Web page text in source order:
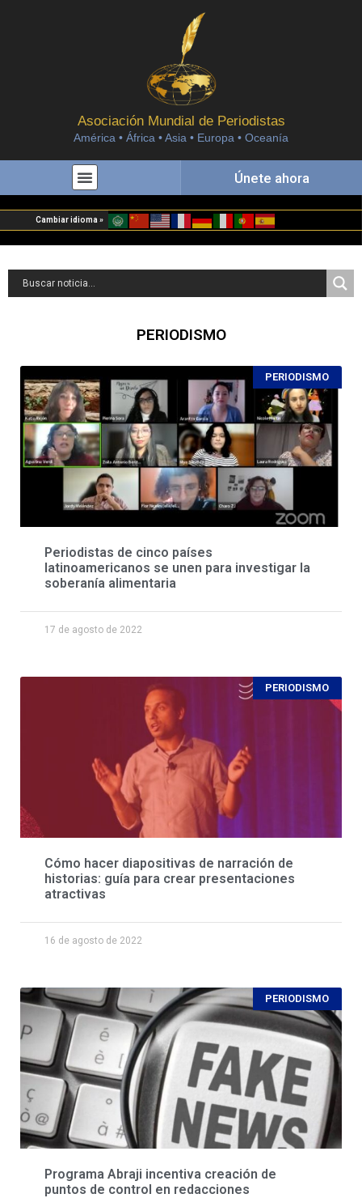
Asociación Mundial de Periodistas
América • África • Asia • Europa • Oceanía
Únete ahora
Cambiar idioma »
PERIODISMO
PERIODISMO
Periodistas de cinco países
latinoamericanos se unen para investigar la
soberanía alimentaria
17 de agosto de 2022
PERIODISMO
Cómo hacer diapositivas de narración de
historias: guía para crear presentaciones
atractivas
16 de agosto de 2022
PERIODISMO
Programa Abraji incentiva creación de
puntos de control en redacciones